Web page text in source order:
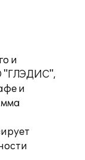
и
"ГЛЭДИС",
и